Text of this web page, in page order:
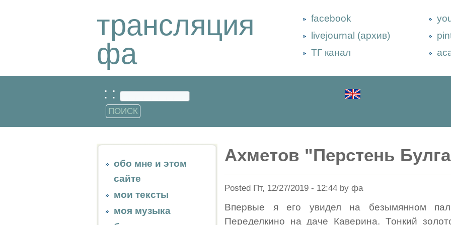
трансляция
фа
facebook
livejournal (архив)
ТГ канал
: :
обо мне и этом
сайте
мои тексты
моя музыка
Ахметов "Перстень
Posted Пт, 12/27/2019 - 12:44 by фа
Впервые я его увидел на безымянном
Переделкино на даче Каверина. Тонкий